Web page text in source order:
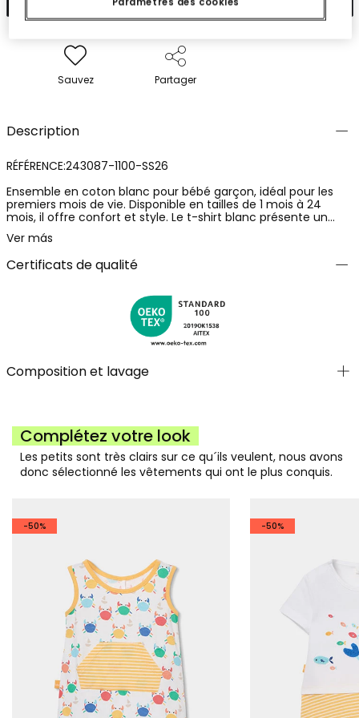
Sauvez Partager
Description
RÉFÉRENCE:243087-1100-SS26
Ensemble en coton blanc pour bébé garçon, idéal pour les
premiers mois de vie. Disponible en tailles de 1 mois à 24
mois, il offre confort et style. Le t-shirt blanc présente un
imprimé de lignes colorées et un dessin de crabe avec des
boutons décoratifs sur la poitrine. Les manches courtes et le
col rond assurent une facilité de mouvement. Le short jaune
complète le design, apportant fraîcheur. Parfait pour les
toute occasion décontractée.
Ver más
Certificats de qualité
Composition et lavage
Complétez votre look
Les petits sont très clairs sur ce qu´ils veulent, nous avons
donc sélectionné les vêtements qui ont le plus conquis.
-50% -50%